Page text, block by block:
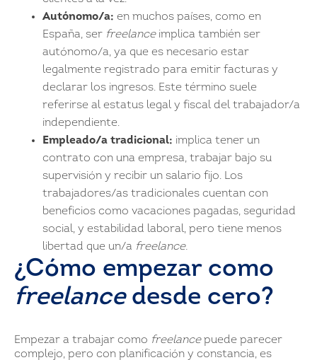
Autónomo/a: en muchos países, como en
España, ser freelanceimplica también ser
autónomo/a, ya que es necesario estar
legalmente registrado para emitir facturas y
declarar los ingresos. Este término suele
referirse al estatus legal y fiscal del trabajador/a
independiente.
Empleado/a tradicional: implica tener un
contrato con una empresa, trabajar bajo su
supervisión y recibir un salario fijo. Los
trabajadores/as tradicionales cuentan con
beneficios como vacaciones pagadas, seguridad
social, y estabilidad laboral, pero tiene menos
libertad que un/a freelance.
¿Cómo empezar como
freelancedesde cero?
Empezar a trabajar como freelancepuede parecer
complejo, pero con planificación y constancia, es